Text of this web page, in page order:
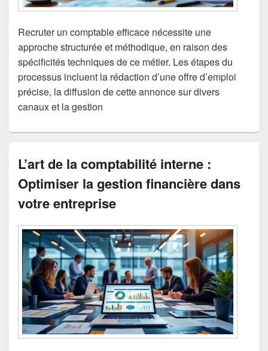
Recruter un comptable efficace nécessite une
approche structurée et méthodique, en raison des
spécificités techniques de ce métier. Les étapes du
processus incluent la rédaction d’une offre d’emploi
précise, la diffusion de cette annonce sur divers
canaux et la gestion
L’art de la comptabilité interne :
Optimiser la gestion financière dans
votre entreprise